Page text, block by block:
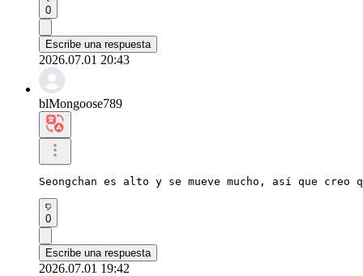
0
Escribe una respuesta
2026.07.01 20:43
blMongoose789
Seongchan es alto y se mueve mucho, así que
0
Escribe una respuesta
2026.07.01 19:42